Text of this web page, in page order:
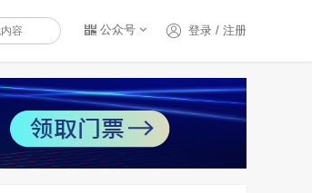
登录 / 注册
公众号